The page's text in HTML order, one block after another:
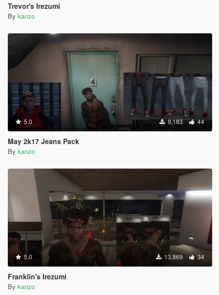
Trevor's Irezumi
By kanzo
5.0 9,183 44
May 2k17 Jeans Pack
By kanzo
5.0 13,869 34
Franklin's Irezumi
By kanzo